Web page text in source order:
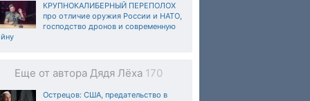
КРУПНОКАЛИБЕРНЫЙ ПЕРЕПОЛОХ
про отличие оружия России и НАТО,
господство дронов и современную
Еще от автора Дядя Лёха 170
Острецов: США, предательство в